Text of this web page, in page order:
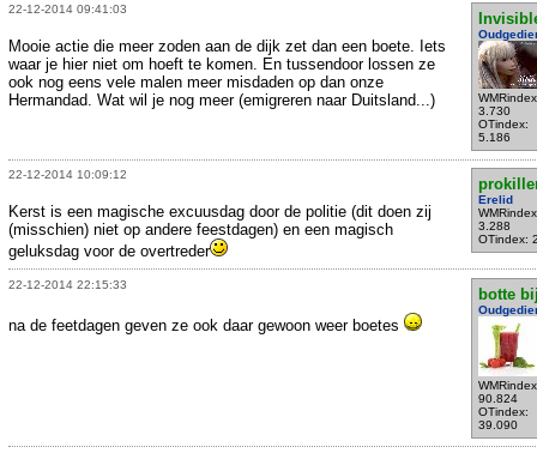
22-12-2014 09:41:03
3.730
OTindex:
5.186
Mooie actie die meer zoden aan de dijk zet dan een boete. Iets
waar je hier niet om hoeft te komen. En tussendoor lossen ze
ook nog eens vele malen meer misdaden op dan onze
Hermandad. Wat wil je nog meer (emigreren naar Duitsland...)
22-12-2014 10:09:12
Erelid
3.288
OTindex:
Kerst is een magische excuusdag door de politie (dit doen zij
(misschien) niet op andere feestdagen) en een magisch
geluksdag voor de overtreder
22-12-2014 22:15:33
botte
90.824
OTindex:
39.090
na de feetdagen geven ze ook daar gewoon weer boetes